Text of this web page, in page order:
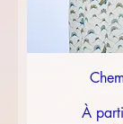
À
Prix